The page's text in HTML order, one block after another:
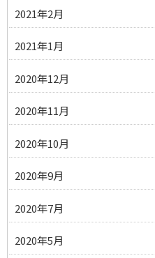
2021年2月
2021年1月
2020年12月
2020年11月
2020年10月
2020年9月
2020年7月
2020年5月